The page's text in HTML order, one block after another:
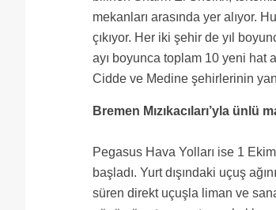
mekanları arasında yer alıyor.
çıkıyor. Her iki şehir de yıl
ayı boyunca toplam 10 yeni hat
Cidde ve Medine şehirlerinin
Bremen Mızıkacıları’yla ünlü
Pegasus Hava Yolları ise 1
başladı. Yurt dışındaki uçuş
süren direkt uçuşla liman ve